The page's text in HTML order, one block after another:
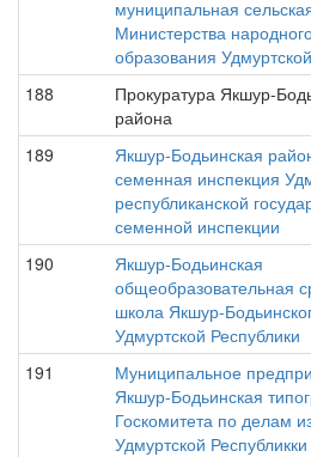
муниципальная
Министерства
образования
188
Прокуратура Якшур-
района
189
Якшур-Бодьинская
семенная инспекция
республиканской
семенной инспекции
190
Якшур-Бодьинская
общеобразовательная
школа Якшур-
Удмуртской Республики
191
Муниципальное
Якшур-Бодьинская
Госкомитета по делам
Удмуртской Республикки